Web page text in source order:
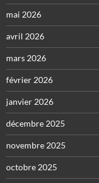
mai 2026
avril 2026
mars 2026
février 2026
janvier 2026
décembre 2025
novembre 2025
octobre 2025